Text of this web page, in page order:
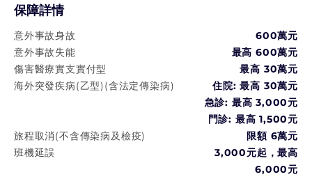
保障詳情
意外事故身故 600萬元
意外事故失能
最高 600萬元
傷害醫療實支實付型
最高 30萬元
海外突發疾病(乙型)(含法定傳染病)
住院: 最高 30萬元
急診: 最高3,000元
門診: 最高1,500元
旅程取消(不含傳染病及檢疫)
限額 6萬元
班機延誤
3,000元起，最高
6,000元